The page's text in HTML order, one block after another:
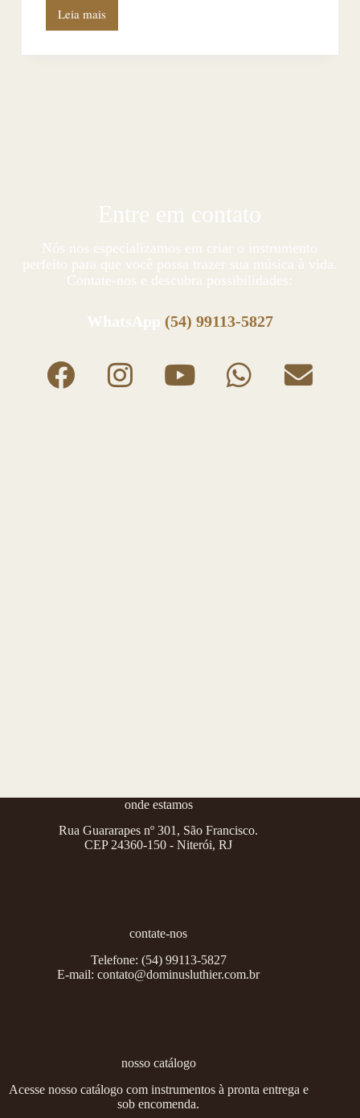
Leia mais
Entre em contato
Nós nos especializamos em criar o instrumento
perfeito para que você possa trazer sua música à vida.
Contate-nos e descubra possibilidades:
WhatsApp (54) 99113-5827
onde estamos
Rua Guararapes nº 301, São Francisco.
CEP 24360-150 - Niterói, RJ
contate-nos
Telefone: (54) 99113-5827
E-mail:contato@dominusluthier.com.br
nosso catálogo
Acesse nosso catálogo com instrumentos à pronta entrega e
sob encomenda.